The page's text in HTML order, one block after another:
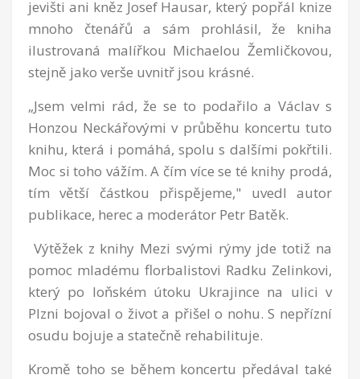
jevišti ani kněz Josef Hausar, který popřál knize
mnoho čtenářů a sám prohlásil, že kniha
ilustrovaná malířkou Michaelou Žemličkovou,
stejně jako verše uvnitř jsou krásné.
„Jsem velmi rád, že se to podařilo a Václav s
Honzou Neckářovými v průběhu koncertu tuto
knihu, která i pomáhá, spolu s dalšími pokřtili.
Moc si toho vážím. A čím více se té knihy prodá,
tím větší částkou přispějeme," uvedl autor
publikace, herec a moderátor Petr Batěk.
Výtěžek z knihy Mezi svými rýmy jde totiž na
pomoc mladému florbalistovi Radku Zelinkovi,
který po loňském útoku Ukrajince na ulici v
Plzni bojoval o život a přišel o nohu. S nepřízní
osudu bojuje a statečně rehabilituje.
Kromě toho se během koncertu předával také